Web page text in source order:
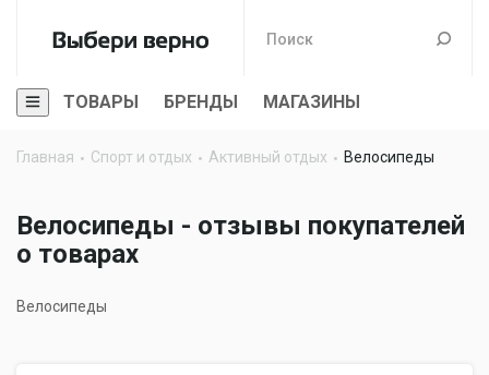
ТОВАРЫ БРЕНДЫ МАГАЗИНЫ
Главная Спорт и отдых Активный отдых Велосипеды
Велосипеды - отзывы покупателей
о товарах
Велосипеды